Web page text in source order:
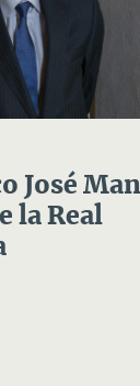
José
la Real